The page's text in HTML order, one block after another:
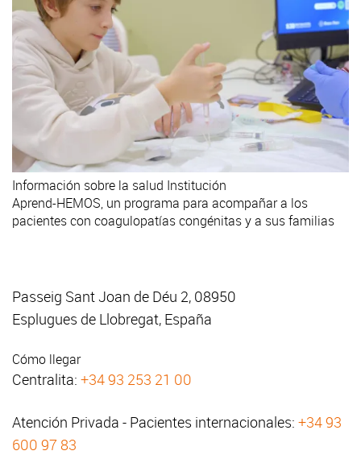
Información sobre la salud Institución
Aprend-HEMOS, un programa para acompañar a los
pacientes con coagulopatías congénitas y a sus familias
Passeig Sant Joan de Déu 2, 08950
Esplugues de Llobregat, España
Cómo llegar
Centralita: +34 93 253 21 00
Atención Privada - Pacientes internacionales: +34 93
600 97 83